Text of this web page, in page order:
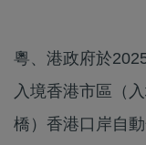
粵、港政府於
入境香港市區（
橋）香港口岸自